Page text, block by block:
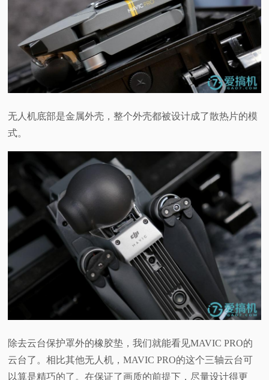
无人机底部是金属外壳，整个外壳都被设计成了散热片的模
式。
除去云台保护罩外的橡胶垫，我们就能看见MAVIC PRO的
云台了。相比其他无人机，MAVIC PRO的这个三轴云台可
以算是精巧的了。在保证了画质的前提下，尽量设计得更